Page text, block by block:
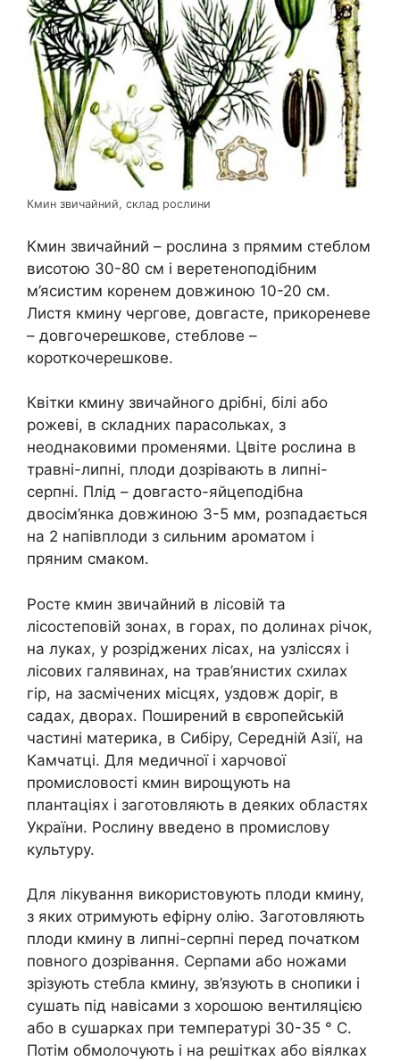
Кмин звичайний, склад рослини
Кмин звичайний – рослина з прямим стеблом
висотою 30-80 см і веретеноподібним
м’ясистим коренем довжиною 10-20 см.
Листя кмину чергове, довгасте, прикореневе
– довгочерешкове, стеблове –
короткочерешкове.
Квітки кмину звичайного дрібні, білі або
рожеві, в складних парасольках, з
неоднаковими променями. Цвіте рослина в
травні-липні, плоди дозрівають в липні-
серпні. Плід – довгасто-яйцеподібна
двосім’янка довжиною 3-5 мм, розпадається
на 2 напівплоди з сильним ароматом і
пряним смаком.
Росте кмин звичайний в лісовій та
лісостеповій зонах, в горах, по долинах річок,
на луках, у розріджених лісах, на узліссях і
лісових галявинах, на трав’янистих схилах
гір, на засмічених місцях, уздовж доріг, в
садах, дворах. Поширений в європейській
частині материка, в Сибіру, Середній Азії, на
Камчатці. Для медичної і харчової
промисловості кмин вирощують на
плантаціях і заготовляють в деяких областях
України. Рослину введено в промислову
культуру.
Для лікування використовують плоди кмину,
з яких отримують ефірну олію. Заготовляють
плоди кмину в липні-серпні перед початком
повного дозрівання. Серпами або ножами
зрізують стебла кмину, зв’язують в снопики і
сушать під навісами з хорошою вентиляцією
або в сушарках при температурі 30-35 ° C.
Потім обмолочують і на решітках або віялках